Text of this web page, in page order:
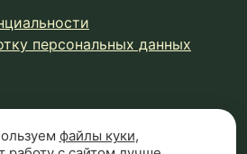
персональных данных
торговая марка.
файлы куки,